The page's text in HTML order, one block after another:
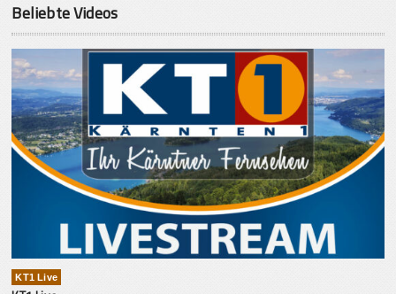
Beliebte Videos
KT1 Live